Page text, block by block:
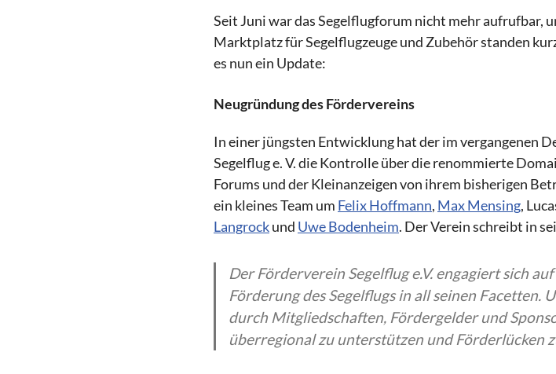
Seit Juni war das Segelflugforum nicht mehr aufrufbar,
Marktplatz für Segelflugzeuge und Zubehör standen
es nun ein Update:
Neugründung des Fördervereins
In einer jüngsten Entwicklung hat der im vergangenen
Segelflug e. V. die Kontrolle über die renommierte
Forums und der Kleinanzeigen von ihrem bisherigen
ein kleines Team um Felix Hoffmann, Max Mensing,
Langrockund Uwe Bodenheim. Der Verein schreibt in
Der Förderverein Segelflug e.V. engagiert sich
Förderung des Segelflugs in all seinen Facetten.
durch Mitgliedschaften, Fördergelder und
überregional zu unterstützen und Förderlücken